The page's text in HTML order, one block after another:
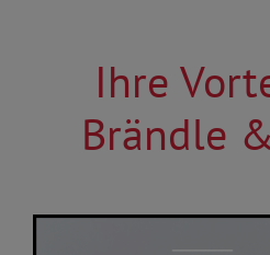
Ihre
Brändle